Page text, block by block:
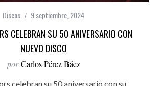
Discos 9 septiembre, 2024
CELEBRAN SU 50 ANIVERSARIO CON
NUEVO DISCO
por Carlos Pérez Báez
celebran su 50 aniversario con su